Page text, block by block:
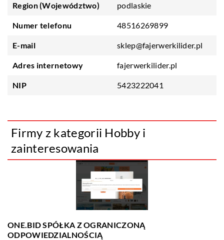
Region (Województwo) podlaskie
Numer telefonu 48516269899
E-mail sklep@fajerwerkilider.pl
Adres internetowy fajerwerkilider.pl
NIP 5423222041
Firmy z kategorii Hobby i
zainteresowania
ONE.BID SPÓŁKA Z OGRANICZONĄ
ODPOWIEDZIALNOŚCIĄ